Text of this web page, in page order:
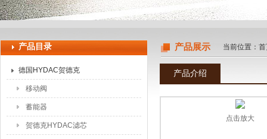
产品目录
德国HYDAC贺德克
移动阀
蓄能器
贺德克HYDAC滤芯
产品展示 当前位置：
产品介绍
点击放大